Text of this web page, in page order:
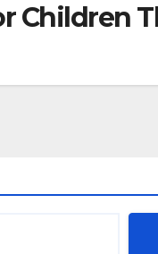
Children